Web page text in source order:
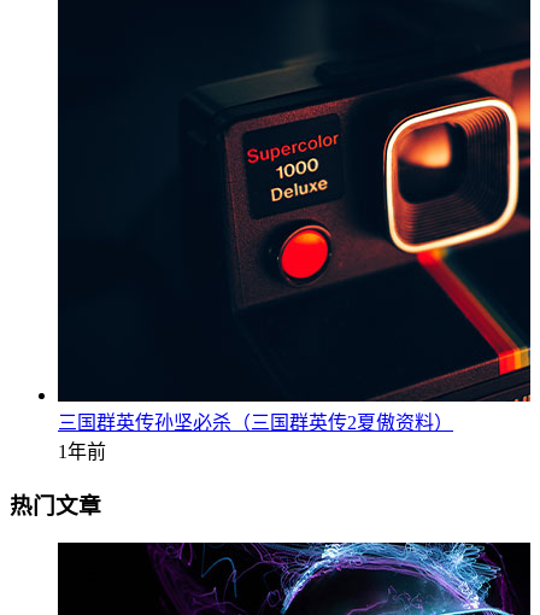
三国群英传孙坚必杀（三国群英传2夏傲资料）
1年前
热门文章